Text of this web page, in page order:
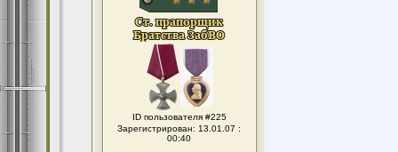
ID пользователя #225
Зарегистрирован: 13.01.07 :
00:40